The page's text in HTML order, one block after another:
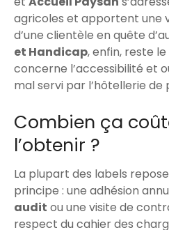
agricoles et apportent une
d’une clientèle en quête
et Handicap, enfin, reste le
concerne l’accessibilité et
mal servi par l’hôtellerie de
Combien ça
l’obtenir ?
La plupart des labels
principe : une adhésion
audit ou une visite de
respect du cahier des